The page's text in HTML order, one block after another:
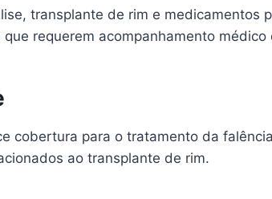
transplante de rim e medicamentos
requerem acompanhamento médico
cobertura para o tratamento da
ao transplante de rim.